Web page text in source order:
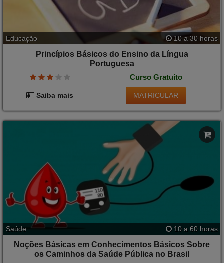
Educação 10 a 30 horas
Princípios Básicos do Ensino da Língua
Portuguesa
Curso Gratuito
Saiba mais MATRICULAR
Saúde 10 a 60 horas
Noções Básicas em Conhecimentos Básicos Sobre
os Caminhos da Saúde Pública no Brasil